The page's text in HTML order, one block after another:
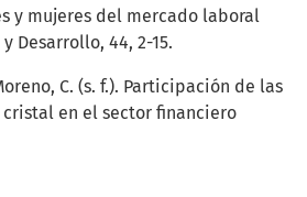
y mujeres del mercado laboral
Desarrollo, 44, 2-15.
C. (s. f.). Participación de las
en el sector financiero